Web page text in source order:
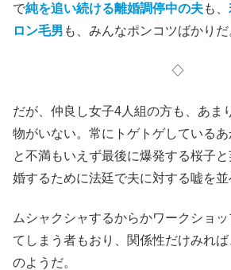
で純を追い続ける離婚調停中の夫も、
ロン毛男 も、みんなポンコツばかりだ
◇
だが、仲良し女子4人組の方も、あま
物がいない。常にトゲトゲしている
と不満もいえず最後に爆発する桜子
婚するために法廷で夫に対する嘘を並
ムシャクシャするからかワークショ
てしまう者もおり、関係性だけみれば
のようだ。